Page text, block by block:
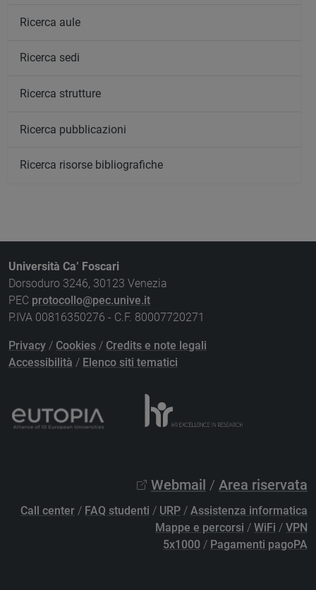
Ricerca aule
Ricerca sedi
Ricerca strutture
Ricerca pubblicazioni
Ricerca risorse bibliografiche
Università Ca’ Foscari
Dorsoduro 3246, 30123 Venezia
PEC protocollo@pec.unive.it
P.IVA 00816350276 - C.F. 80007720271
Privacy / Cookies / Credits e note legali
Accessibilità / Elenco siti tematici
Webmail / Area riservata
Call center / FAQ studenti / URP / Assistenza informatica
Mappe e percorsi / WiFi / VPN
5x1000 / Pagamenti pagoPA